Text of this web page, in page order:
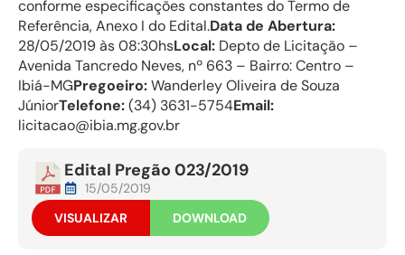
conforme especificações constantes do Termo de
Referência, Anexo I do Edital.Data de Abertura:
28/05/2019 às 08:30hsLocal: Depto de Licitação –
Avenida Tancredo Neves, nº 663 – Bairro: Centro –
Ibiá-MGPregoeiro:Wanderley Oliveira de Souza
JúniorTelefone:(34) 3631-5754Email:
licitacao@ibia.mg.gov.br
Edital Pregão 023/2019
15/05/2019
VISUALIZAR
DOWNLOAD